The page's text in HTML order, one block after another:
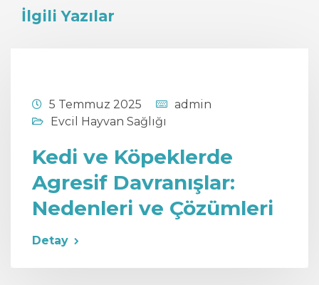
İlgili Yazılar
5 Temmuz 2025
admin
Evcil Hayvan Sağlığı
Kedi ve Köpeklerde
Agresif Davranışlar:
Nedenleri ve Çözümleri
Detay